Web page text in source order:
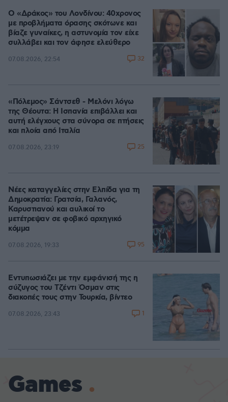
Ο «Δράκος» του Λονδίνου: 40χρονος
με προβλήματα όρασης σκότωνε και
βίαζε γυναίκες, η αστυνομία τον είχε
συλλάβει και τον άφησε ελεύθερο
07.08.2026, 22:54 32
«Πόλεμος» Σάντσεθ - Μελόνι λόγω
της Θέουτα: Η Ισπανία επιβάλλει και
αυτή ελέγχους στα σύνορα σε πτήσεις
και πλοία από Ιταλία
07.08.2026, 23:19 25
Νέες καταγγελίες στην Ελπίδα για τη
Δημοκρατία: Γρατσία, Γαλανός,
Καρυστιανού και αυλικοί το
μετέτρεψαν σε φοβικό αρχηγικό
κόμμα
07.08.2026, 19:33 95
Εντυπωσιάζει με την εμφάνισή της η
σύζυγος του Τζέντι Όσμαν στις
διακοπές τους στην Τουρκία, βίντεο
07.08.2026, 23:43 1
Games